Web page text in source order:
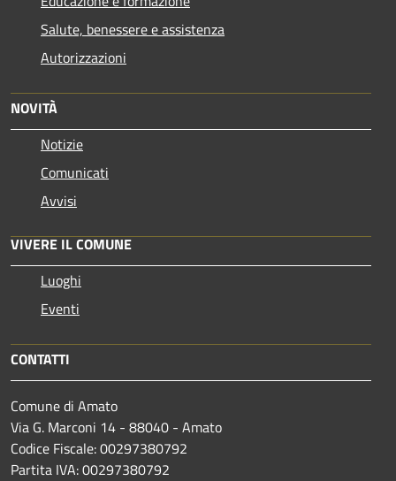
Salute, benessere e assistenza
Autorizzazioni
NOVITÀ
Notizie
Comunicati
Avvisi
VIVERE IL COMUNE
Luoghi
Eventi
CONTATTI
Comune di Amato
Via G. Marconi 14 - 88040 - Amato
Codice Fiscale: 00297380792
Partita IVA: 00297380792